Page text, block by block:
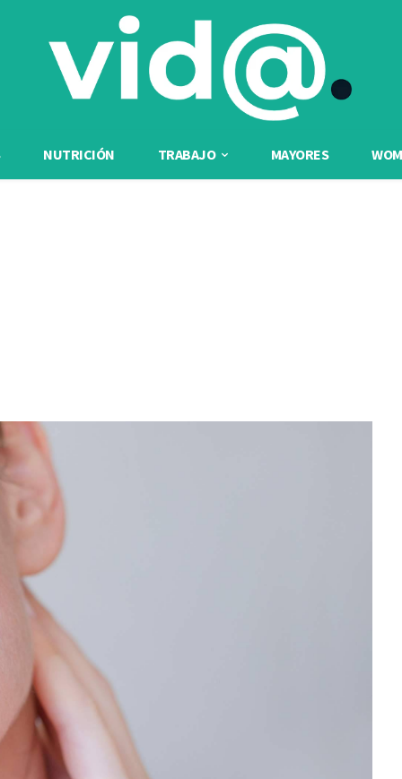
NUTRICIÓN TRABAJO MAYORES